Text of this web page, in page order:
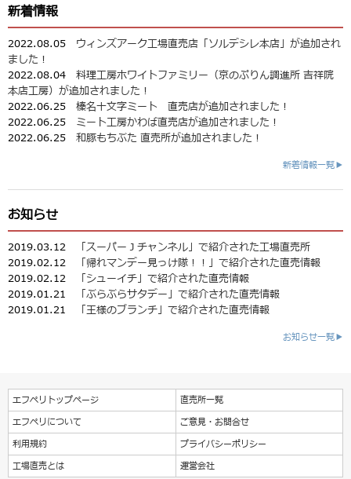
新着情報
2022.08.05 ウィンズアーク工場直売店「ソルデシレ本店」が追加され
ました！
2022.08.04 料理工房ホワイトファミリー（京のぷりん調進所 吉祥院
本店工房）が追加されました！
2022.06.25 榛名十文字ミート 直売店が追加されました！
2022.06.25 ミート工房かわば直売店が追加されました！
2022.06.25 和豚もちぶた 直売所が追加されました！
新着情報一覧▶
お知らせ
2019.03.12
「スーパーＪチャンネル」で紹介された工場直売所
2019.02.12
「帰れマンデー見っけ隊！！」で紹介された直売情報
2019.02.12
「シューイチ」で紹介された直売情報
2019.01.21
「ぶらぶらサタデー」で紹介された直売情報
2019.01.21
「王様のブランチ」で紹介された直売情報
お知らせ一覧▶
エフペリトップページ
直売所一覧
エフペリについて
ご意見・お問合せ
利用規約
プライバシーポリシー
工場直売とは
運営会社